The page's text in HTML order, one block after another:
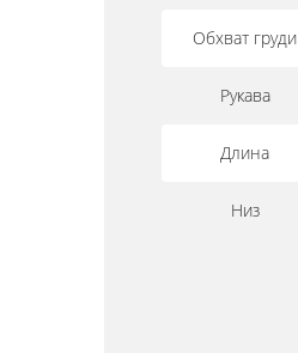
Обхват груди
Рукава
Длина
Низ